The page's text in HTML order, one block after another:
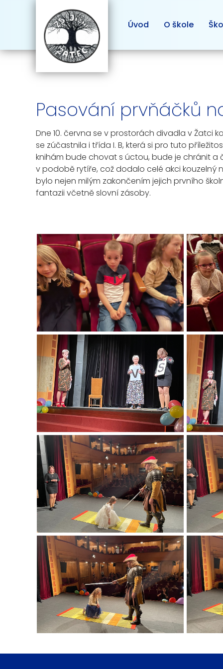
Úvod O škole
Pasování prvňáčků
Dne 10. června se v prostorách divadla v Žatci
se zúčastnila i třída I. B, která si pro tuto
knihám bude chovat s úctou, bude je chránit
v podobě rytíře, což dodalo celé akci kouzelný
bylo nejen milým zakončením jejich prvního
fantazii včetně slovní zásoby.